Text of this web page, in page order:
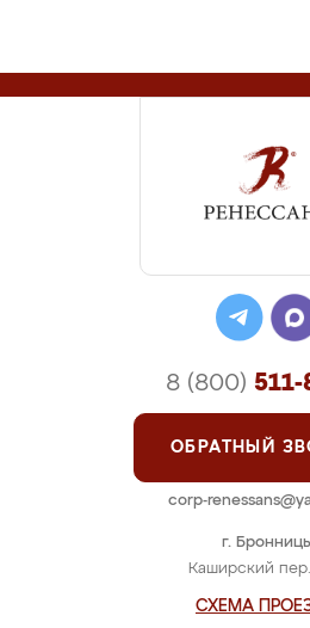
г.
Каширский
СХЕМА
8 (800) 511-
ОБРАТНЫЙ
corp-